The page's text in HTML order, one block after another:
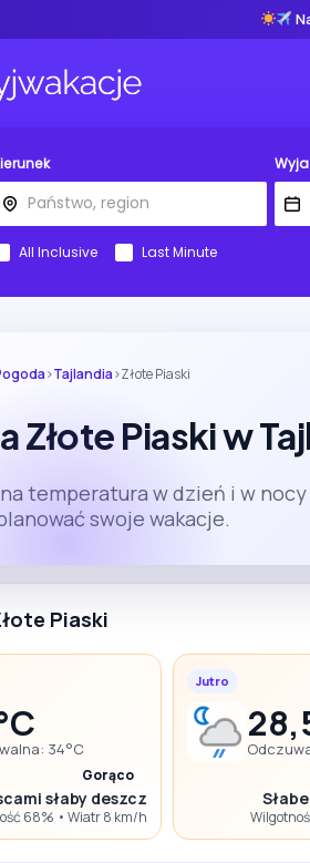
All Inclusive Last Minute
›Tajlandia›Złote Piaski
Złote Piaski w
temperatura w dzień i w
swoje wakacje.
Piaski
34°C
Gorąco
słaby deszcz
68% • Wiatr 8 km/h
Jutro